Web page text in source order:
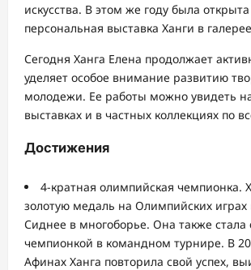
искусства. В этом же году была
персональная выставка Ханги в
Сегодня Ханга Елена продолжает
уделяет особое внимание развитию
молодежи. Ее работы можно увидеть
выставках и в частных коллекциях по
Достижения
4-кратная олимпийская чемпионка.
золотую медаль на Олимпийских играх
Сиднее в многоборье. Она также стала
чемпионкой в командном турнире. В
Афинах Ханга повторила свой успех,